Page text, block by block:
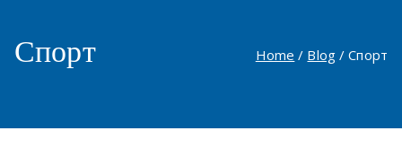
Спорт Home Blog Спорт